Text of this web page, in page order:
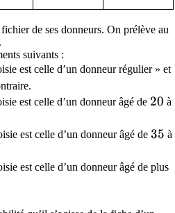
de ses donneurs. On prélève au
suivants :
est celle d’un donneur régulier » et
est celle d’un donneur âgé de 20
20 à
est celle d’un donneur âgé de 35
35 à
est celle d’un donneur âgé de plus